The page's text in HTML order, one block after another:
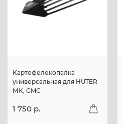
Картофелекопалка
универсальная для HUTER
МК, GMC
1 750 p.